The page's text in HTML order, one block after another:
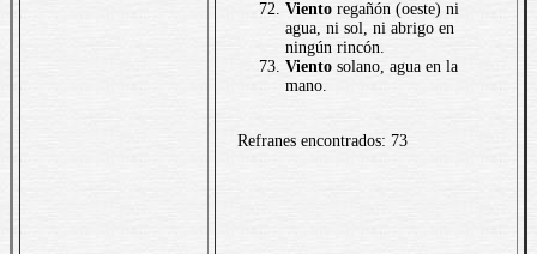
Viento regañón (oeste) ni
agua, ni sol, ni abrigo en
ningún rincón.
Viento solano, agua en la
mano.
Refranes encontrados: 73